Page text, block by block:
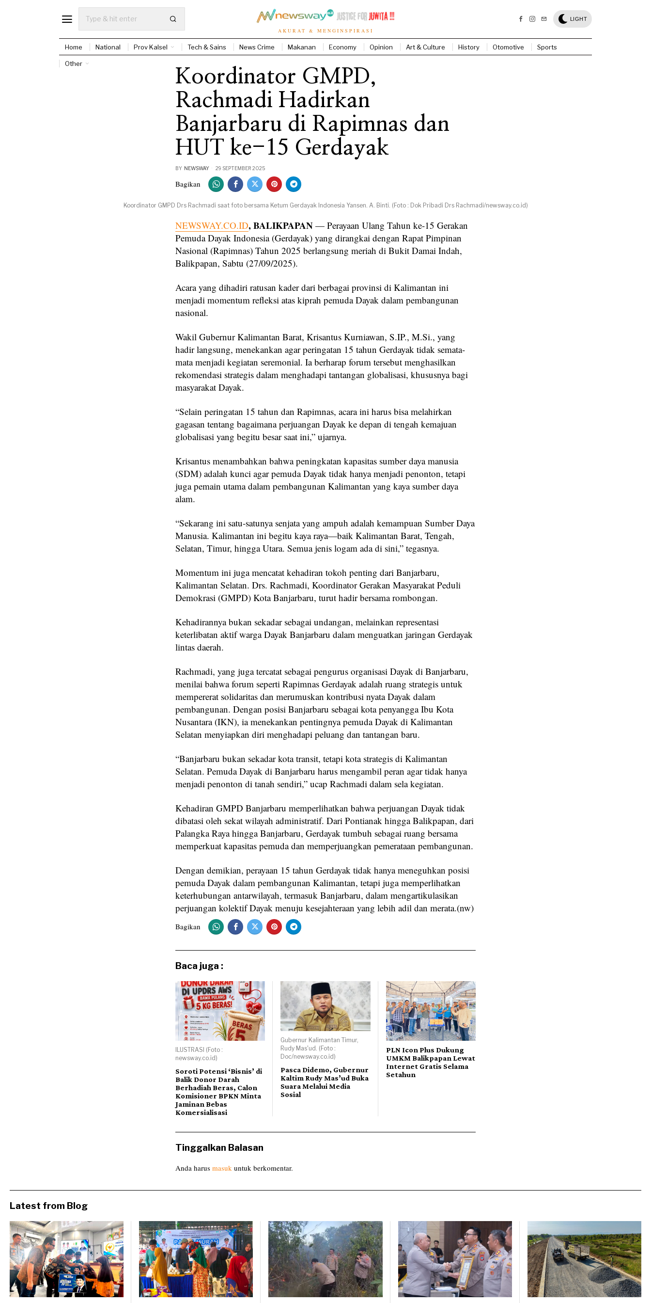
AKURAT & MENGINSPIRASI
LIGHT
Home National Prov Kalsel Tech & Sains News Crime Makanan Economy Opinion Art & Culture History Otomotive Sports
Other
Koordinator GMPD,
Rachmadi Hadirkan
Banjarbaru di Rapimnas dan
HUT ke-15 Gerdayak
BY NEWSWAY 29 SEPTEMBER 2025
Bagikan
Koordinator GMPD Drs Rachmadi saat foto bersama Ketum Gerdayak Indonesia Yansen. A. Binti. (Foto : Dok Pribadi Drs Rachmadi/newsway.co.id)
NEWSWAY.CO.ID, BALIKPAPAN — Perayaan Ulang Tahun ke-15 Gerakan
Pemuda Dayak Indonesia (Gerdayak) yang dirangkai dengan Rapat Pimpinan
Nasional (Rapimnas) Tahun 2025 berlangsung meriah di Bukit Damai Indah,
Balikpapan, Sabtu (27/09/2025).
Acara yang dihadiri ratusan kader dari berbagai provinsi di Kalimantan ini
menjadi momentum refleksi atas kiprah pemuda Dayak dalam pembangunan
nasional.
Wakil Gubernur Kalimantan Barat, Krisantus Kurniawan, S.IP., M.Si., yang
hadir langsung, menekankan agar peringatan 15 tahun Gerdayak tidak semata-
mata menjadi kegiatan seremonial. Ia berharap forum tersebut menghasilkan
rekomendasi strategis dalam menghadapi tantangan globalisasi, khususnya bagi
masyarakat Dayak.
“Selain peringatan 15 tahun dan Rapimnas, acara ini harus bisa melahirkan
gagasan tentang bagaimana perjuangan Dayak ke depan di tengah kemajuan
globalisasi yang begitu besar saat ini,” ujarnya.
Krisantus menambahkan bahwa peningkatan kapasitas sumber daya manusia
(SDM) adalah kunci agar pemuda Dayak tidak hanya menjadi penonton, tetapi
juga pemain utama dalam pembangunan Kalimantan yang kaya sumber daya
alam.
“Sekarang ini satu-satunya senjata yang ampuh adalah kemampuan Sumber Daya
Manusia. Kalimantan ini begitu kaya raya—baik Kalimantan Barat, Tengah,
Selatan, Timur, hingga Utara. Semua jenis logam ada di sini,” tegasnya.
Momentum ini juga mencatat kehadiran tokoh penting dari Banjarbaru,
Kalimantan Selatan. Drs. Rachmadi, Koordinator Gerakan Masyarakat Peduli
Demokrasi (GMPD) Kota Banjarbaru, turut hadir bersama rombongan.
Kehadirannya bukan sekadar sebagai undangan, melainkan representasi
keterlibatan aktif warga Dayak Banjarbaru dalam menguatkan jaringan Gerdayak
lintas daerah.
Rachmadi, yang juga tercatat sebagai pengurus organisasi Dayak di Banjarbaru,
menilai bahwa forum seperti Rapimnas Gerdayak adalah ruang strategis untuk
mempererat solidaritas dan merumuskan kontribusi nyata Dayak dalam
pembangunan. Dengan posisi Banjarbaru sebagai kota penyangga Ibu Kota
Nusantara (IKN), ia menekankan pentingnya pemuda Dayak di Kalimantan
Selatan menyiapkan diri menghadapi peluang dan tantangan baru.
“Banjarbaru bukan sekadar kota transit, tetapi kota strategis di Kalimantan
Selatan. Pemuda Dayak di Banjarbaru harus mengambil peran agar tidak hanya
menjadi penonton di tanah sendiri,” ucap Rachmadi dalam sela kegiatan.
Kehadiran GMPD Banjarbaru memperlihatkan bahwa perjuangan Dayak tidak
dibatasi oleh sekat wilayah administratif. Dari Pontianak hingga Balikpapan, dari
Palangka Raya hingga Banjarbaru, Gerdayak tumbuh sebagai ruang bersama
memperkuat kapasitas pemuda dan memperjuangkan pemerataan pembangunan.
Dengan demikian, perayaan 15 tahun Gerdayak tidak hanya meneguhkan posisi
pemuda Dayak dalam pembangunan Kalimantan, tetapi juga memperlihatkan
keterhubungan antarwilayah, termasuk Banjarbaru, dalam mengartikulasikan
perjuangan kolektif Dayak menuju kesejahteraan yang lebih adil dan merata.(nw)
Bagikan
Baca juga :
ILUSTRASI (Foto :
newsway.co.id)
Soroti Potensi ‘Bisnis’ di
Balik Donor Darah
Berhadiah Beras, Calon
Komisioner BPKN Minta
Jaminan Bebas
Komersialisasi
Gubernur Kalimantan Timur,
Rudy Mas'ud. (Foto :
Doc/newsway.co.id)
Pasca Didemo, Gubernur
Kaltim Rudy Mas’ud Buka
Suara Melalui Media
Sosial
PLN Icon Plus Dukung
UMKM Balikpapan Lewat
Internet Gratis Selama
Setahun
Tinggalkan Balasan
Anda harus masuk untuk berkomentar.
Latest from Blog